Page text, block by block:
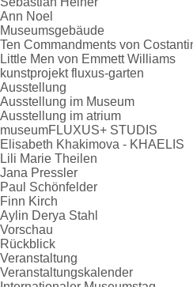
Ann Noel
Museumsgebäude
Ten Commandments von
Little Men von Emmett Williams
kunstprojekt fluxus-garten
Ausstellung
Ausstellung im Museum
Ausstellung im atrium
museumFLUXUS+ STUDIS
Elisabeth Khakimova - KHAELIS
Lili Marie Theilen
Jana Pressler
Paul Schönfelder
Finn Kirch
Aylin Derya Stahl
Vorschau
Rückblick
Veranstaltung
Veranstaltungskalender